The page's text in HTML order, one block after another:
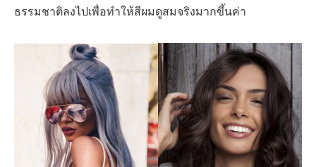
ธรรมชาติลงไปเพื่อทำให้สีผมดูสมจริงมากขึ้นค่า